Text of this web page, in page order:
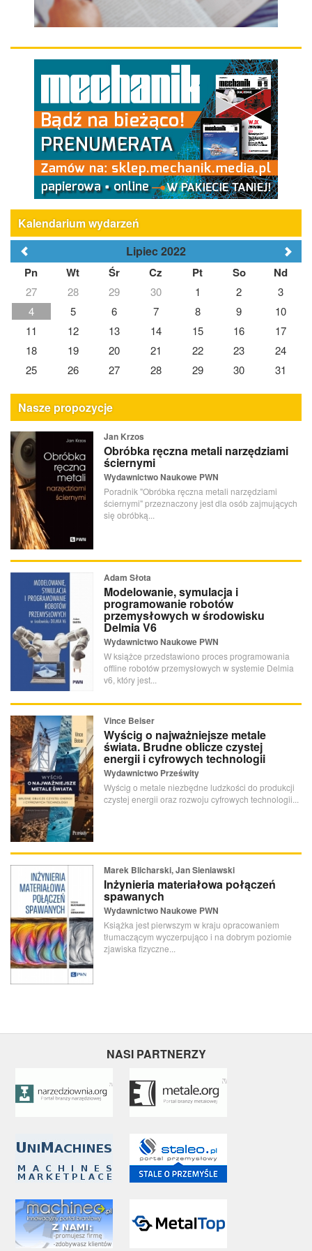
Kalendarium wydarzeń
Lipiec 2022
Pn Wt Śr Cz Pt So Nd
27 28 29 30 1 2
3
4
5 6 7 8 9
10
11
12 13 14 15 16
17
18
19 20 21 22 23
24
25
26 27 28 29 30 31
Nasze propozycje
Jan Krzos
Obróbka ręczna metali narzędziami
ściernymi
Wydawnictwo Naukowe PWN
Poradnik "Obróbka ręczna metali narzędziami
ściernymi" przeznaczony jest dla osób zajmujących
się obróbką...
Adam Słota
Modelowanie, symulacja i
programowanie robotów
przemysłowych w środowisku
Delmia V6
Wydawnictwo Naukowe PWN
W książce przedstawiono proces programowania
offline robotów przemysłowych w systemie Delmia
v6, który jest...
Vince Beiser
Wyścig o najważniejsze metale
świata. Brudne oblicze czystej
energii i cyfrowych technologii
Wydawnictwo Prześwity
Wyścig o metale niezbędne ludzkości do produkcji
czystej energii oraz rozwoju cyfrowych technologii...
Marek Blicharski, Jan Sieniawski
Inżynieria materiałowa połączeń
spawanych
Wydawnictwo Naukowe PWN
Książka jest pierwszym w kraju opracowaniem
tłumaczącym wyczerpująco i na dobrym poziomie
zjawiska fizyczne...
NASI PARTNERZY